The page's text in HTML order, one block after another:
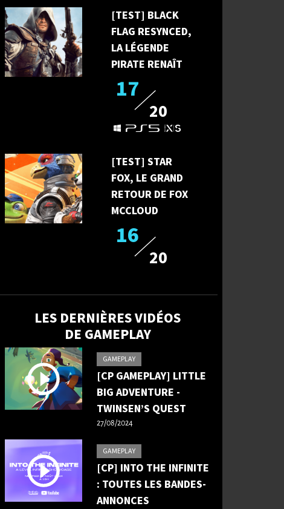
[TEST] BLACK
FLAG RESYNCED,
LA LÉGENDE
PIRATE RENAÎT
17
20
[TEST] STAR
FOX, LE GRAND
RETOUR DE FOX
MCCLOUD
16
20
LES DERNIÈRES VIDÉOS
DE GAMEPLAY
GAMEPLAY
[CP GAMEPLAY] LITTLE
BIG ADVENTURE -
TWINSEN’S QUEST
27/08/2024
GAMEPLAY
[CP] INTO THE INFINITE
: TOUTES LES BANDES-
ANNONCES